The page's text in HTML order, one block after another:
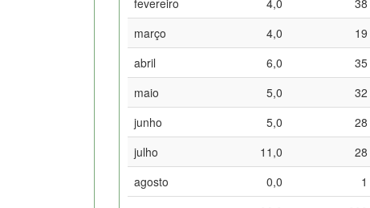
março
4,0
19
abril
6,0
35
maio
5,0
32
junho
5,0
28
julho
11,0
28
agosto
0,0
1